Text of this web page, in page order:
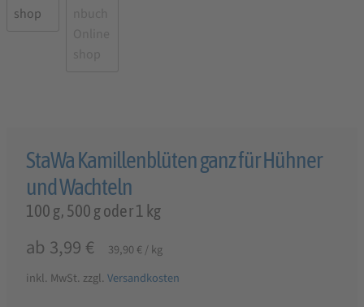
StaWa Kamillenblüten ganz für Hühner
und Wachteln
100 g, 500 g oder 1 kg
ab 3,99 € 39,90 €/kg
inkl. MwSt. zzgl. Versandkosten